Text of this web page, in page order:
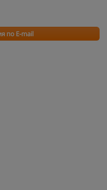
по E-mail